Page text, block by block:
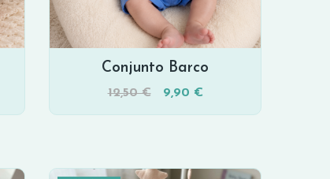
Conjunto Barco
12,50 € 9,90 €